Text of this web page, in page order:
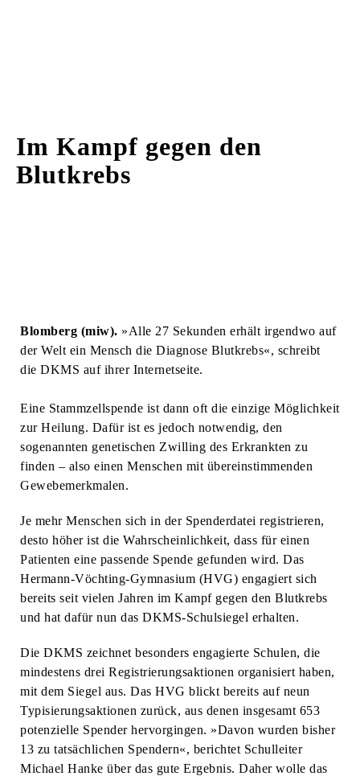
Im Kampf gegen den
Blutkrebs
Blomberg (miw). »Alle 27 Sekunden erhält irgendwo auf
der Welt ein Mensch die Diagnose Blutkrebs«, schreibt
die DKMS auf ihrer Internetseite.
Eine Stammzellspende ist dann oft die einzige Möglichkeit
zur Heilung. Dafür ist es jedoch notwendig, den
sogenannten genetischen Zwilling des Erkrankten zu
finden – also einen Menschen mit übereinstimmenden
Gewebemerkmalen.
Je mehr Menschen sich in der Spenderdatei registrieren,
desto höher ist die Wahrscheinlichkeit, dass für einen
Patienten eine passende Spende gefunden wird. Das
Hermann-Vöchting-Gymnasium (HVG) engagiert sich
bereits seit vielen Jahren im Kampf gegen den Blutkrebs
und hat dafür nun das DKMS-Schulsiegel erhalten.
Die DKMS zeichnet besonders engagierte Schulen, die
mindestens drei Registrierungsaktionen organisiert haben,
mit dem Siegel aus. Das HVG blickt bereits auf neun
Typisierungsaktionen zurück, aus denen insgesamt 653
potenzielle Spender hervorgingen. »Davon wurden bisher
13 zu tatsächlichen Spendern«, berichtet Schulleiter
Michael Hanke über das gute Ergebnis. Daher wolle das